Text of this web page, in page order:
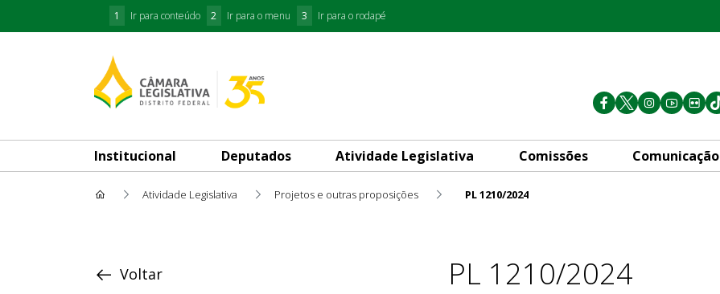
1 Ir para conteúdo 2 Ir para o menu 3 Ir para o rodapé
Institucional Deputados Atividade Legislativa Comissões Comunicação
Atividade Legislativa Projetos e outras proposições PL 1210/2024
PL 1210/2024
Voltar